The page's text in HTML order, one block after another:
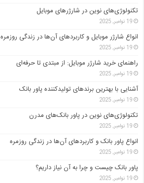
تکنولوژی‌های نوین در شارژرهای موبایل
19 نوامبر, 2025
انواع شارژر موبایل و کاربردهای آن‌ها در زندگی روزمره
19 نوامبر, 2025
راهنمای خرید شارژر موبایل: از مبتدی تا حرفه‌ای
19 نوامبر, 2025
آشنایی با بهترین برندهای تولیدکننده پاور بانک
19 نوامبر, 2025
تکنولوژی‌های نوین در پاور بانک‌های مدرن
19 نوامبر, 2025
انواع پاور بانک و کاربردهای آن‌ها در زندگی روزمره
19 نوامبر, 2025
پاور بانک چیست و چرا به آن نیاز داریم؟
19 نوامبر, 2025